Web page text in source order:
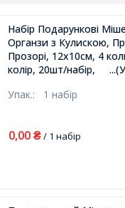
Набір Подарункові
Органзи з Кулискою,
Прозорі, 12x10см, 4
колір, 20шт/набір,
Упак.: 1 набір
0,00 ₴/ 1 набір